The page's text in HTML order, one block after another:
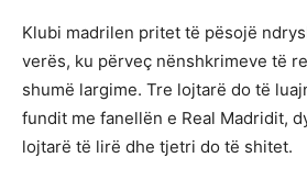
Klubi madrilen pritet të pësojë
verës, ku përveç nënshkrimeve të
shumë largime. Tre lojtarë do të
fundit me fanellën e Real Madridit,
lojtarë të lirë dhe tjetri do të shitet.